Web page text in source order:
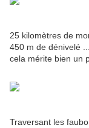
25 kilomètres de
450 m de dénivelé
cela mérite bien un
Traversant les